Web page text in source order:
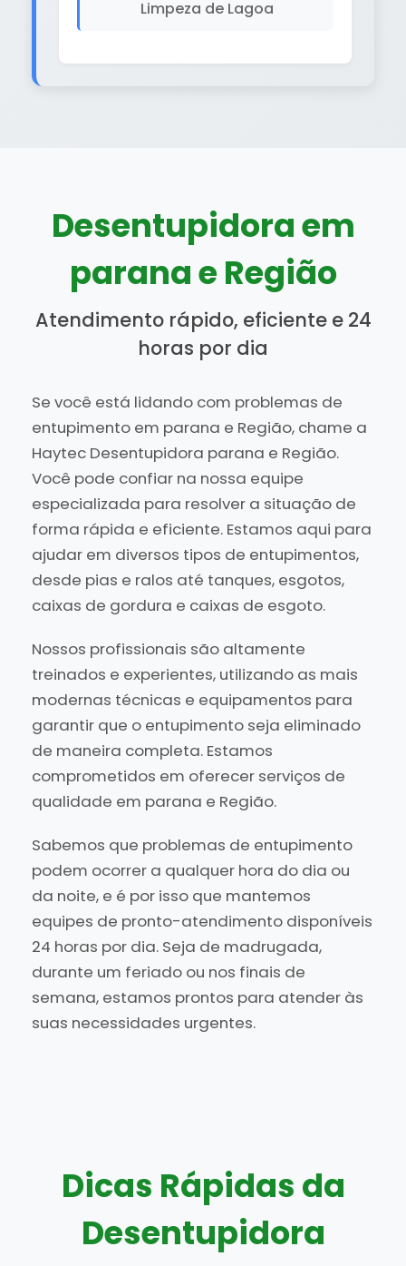
Limpeza de Lagoa
Desentupidora em
parana e Região
Atendimento rápido, eficiente e 24
horas por dia
Se você está lidando com problemas de
entupimento em parana e Região, chame a
Haytec Desentupidora parana e Região.
Você pode confiar na nossa equipe
especializada para resolver a situação de
forma rápida e eficiente. Estamos aqui para
ajudar em diversos tipos de entupimentos,
desde pias e ralos até tanques, esgotos,
caixas de gordura e caixas de esgoto.
Nossos profissionais são altamente
treinados e experientes, utilizando as mais
modernas técnicas e equipamentos para
garantir que o entupimento seja eliminado
de maneira completa. Estamos
comprometidos em oferecer serviços de
qualidade em parana e Região.
Sabemos que problemas de entupimento
podem ocorrer a qualquer hora do dia ou
da noite, e é por isso que mantemos
equipes de pronto-atendimento disponíveis
24 horas por dia. Seja de madrugada,
durante um feriado ou nos finais de
semana, estamos prontos para atender às
suas necessidades urgentes.
Dicas Rápidas da
Desentupidora